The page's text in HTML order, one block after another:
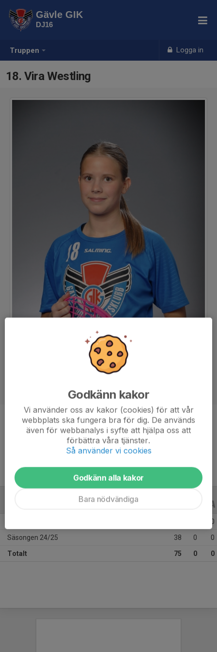
Truppen Logga in
Gävle GIK
DJ16
18. Vira Westling
Position
-
16 år
ALLA ÅR
0
Säsongen 24/25 38 0 0
Totalt 75 0 0
Godkänn kakor
Vi använder oss av kakor (cookies) för att vår
webbplats ska fungera bra för dig. De används
även för webbanalys i syfte att hjälpa oss att
förbättra våra tjänster.
Så använder vi cookies
Godkänn alla kakor
Bara nödvändiga